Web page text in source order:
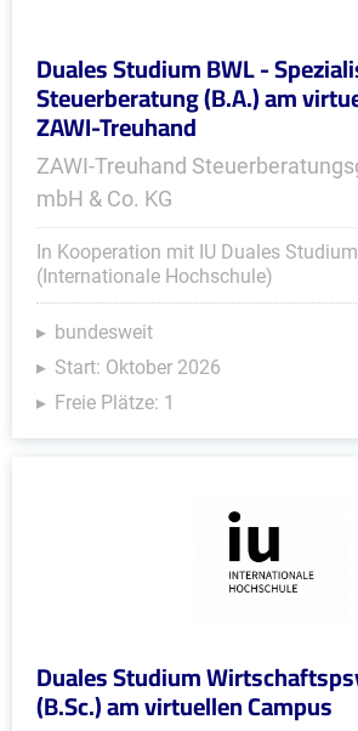
Duales Studium BWL -
Steuerberatung (B.A.) am
ZAWI-Treuhand
ZAWI-Treuhand
mbH & Co. KG
In Kooperation mit IU Duales Studium
(Internationale Hochschule)
bundesweit
Start: Oktober 2026
Freie Plätze: 1
Duales Studium
(B.Sc.) am virtuellen Campus